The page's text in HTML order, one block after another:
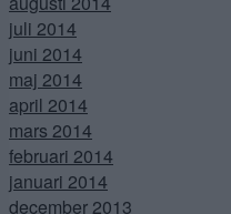
juli 2014
juni 2014
maj 2014
april 2014
mars 2014
februari 2014
januari 2014
december 2013